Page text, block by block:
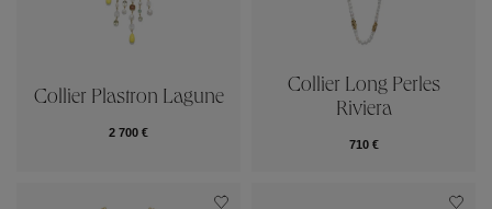
Collier Plastron Lagune
2 700 €
Collier Long Perles
Riviera
710 €